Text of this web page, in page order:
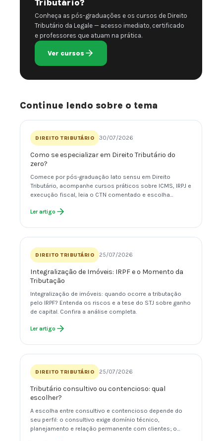
Tributário?
Conheça as pós-graduações e os cursos de Direito
Tributário da Legale — acesso imediato, certificado
e professores que atuam na prática.
Ver cursos
Continue lendo sobre o tema
DIREITO TRIBUTÁRIO 30/07/2026
Como se especializar em Direito Tributário do
zero?
Comece por pós-graduação lato sensu em Direito
Tributário, acompanhe cursos práticos sobre ICMS, IRPJ e
execução fiscal, leia o CTN comentado e escolha…
Ler artigo
DIREITO TRIBUTÁRIO 25/07/2026
Integralização de Imóveis: IRPF e o Momento da
Tributação
Integralização de imóveis: quando ocorre a tributação
pelo IRPF? Entenda os riscos e a tese do STJ sobre ganho
de capital. Confira a análise completa.
Ler artigo
DIREITO TRIBUTÁRIO 25/07/2026
Tributário consultivo ou contencioso: qual
escolher?
A escolha entre consultivo e contencioso depende do
seu perfil: o consultivo exige domínio técnico,
planejamento e relação permanente com clientes; o…